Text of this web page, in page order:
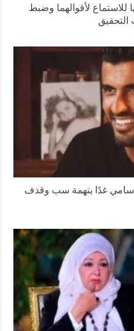
للاستماع لأقوالهما وضبط
سامي غدًا بتهمة سب وقذف